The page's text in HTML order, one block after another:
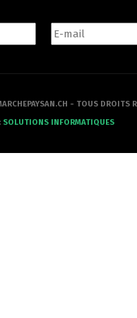
- TOUS DROITS
SOLUTIONS INFORMATIQUES